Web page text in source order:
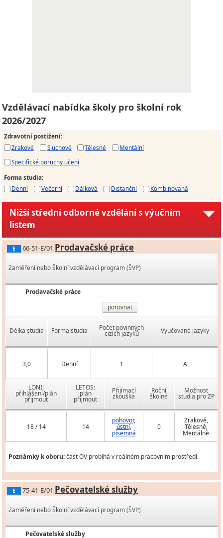
Vzdělávací nabídka školy pro školní rok
2026/2027
Zdravotní postižení:
Zrakové
Sluchové Tělesné
Mentální
Specifické poruchy učení
Forma studia:
Denní
Večerní Dálková Distanční Kombinovaná
Nižší střední odborné vzdělání s výučním
listem
E 66-51-E/01 Prodavačské práce
Zaměření nebo Školní vzdělávací program (ŠVP)
Prodavačské práce
porovnat
Délka studia Forma studia Počet povinných
cizích jazyků Vyučované jazyky
3,0 Denní 1 A
LONI:
přihlášení/plán
přijmout
LETOS:
plán
přijmout
Přijímací
zkouška
Roční
školné
Možnost
studia pro ZP
18 / 14 14
pohovor,
ústní,
písemná
0
Zrakově,
Tělesně,
Mentálně
Poznámky k oboru:část OV probíhá v reálném pracovním prostředí.
E 75-41-E/01 Pečovatelské služby
Zaměření nebo Školní vzdělávací program (ŠVP)
Pečovatelské služby